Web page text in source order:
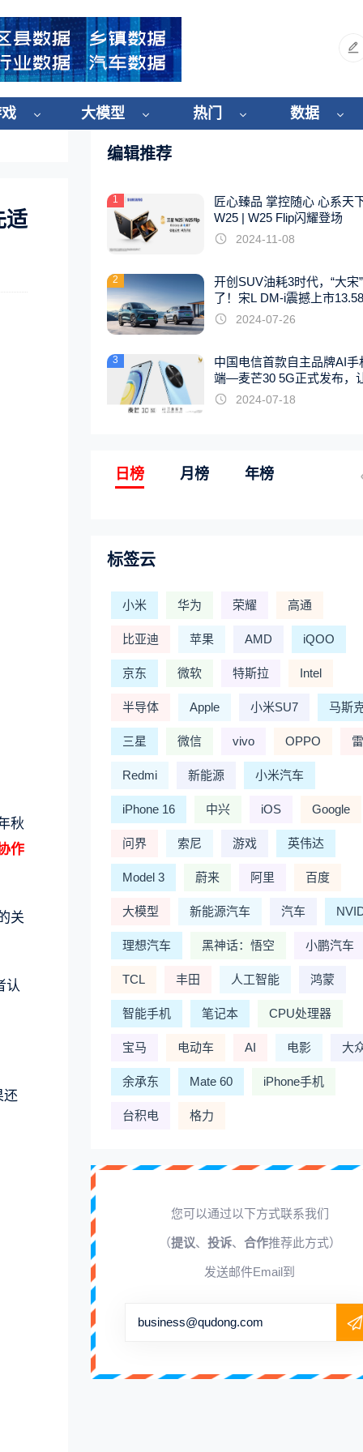
大模型 热门 数据
适
秋
作
关
认
还
编辑推荐
1
匠心臻品 掌控随心 心系天
W25 | W25 Flip闪耀登场
2024-11-08
2
开创SUV油耗3时代，“大宋
了！宋L DM-i震撼上市
起
2024-07-26
3
中国电信首款自主品牌AI手
端—麦芒30 5G正式发布，
触手可及2024-07-18
日榜 月榜 年榜
标签云
小米 华为 荣耀 高通
比亚迪 苹果 AMD iQOO
京东 微软 特斯拉 Intel
半导体 Apple 小米SU7 马斯
三星 微信 vivo OPPO
Redmi 新能源 小米汽车
iPhone 16 中兴 iOS Google
问界 索尼 游戏 英伟达
Model 3 蔚来 阿里 百度
大模型 新能源汽车 汽车
理想汽车 黑神话：悟空 小鹏汽车
TCL 丰田 人工智能 鸿蒙
智能手机 笔记本 CPU处理器
宝马 电动车 AI 电影 大
余承东 Mate 60 iPhone手机
台积电 格力
您可以通过以下方式联系我们
（提议、 投诉、 合作推荐此方式）
发送邮件Email到
business@qudong.com